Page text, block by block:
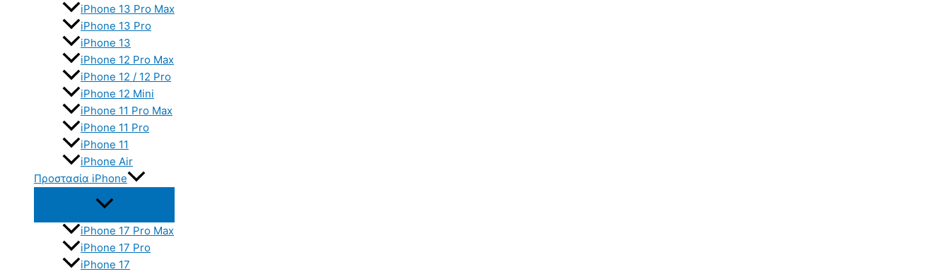
iPhone 13 Pro Max
iPhone 13 Pro
iPhone 13
iPhone 12 Pro Max
iPhone 12 / 12 Pro
iPhone 12 Mini
iPhone 11 Pro Max
iPhone 11 Pro
iPhone 11
iPhone Air
Προστασία iPhone
iPhone 17 Pro Max
iPhone 17 Pro
iPhone 17